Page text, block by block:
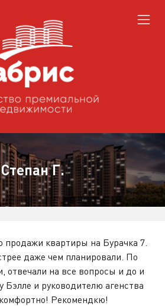
Степан Г.
продажи квартиры на Бурачка 7.
даже чем планировали. По
отвечали на все вопросы и до и
Бэлле и руководителю агенства
Рекомендкю!